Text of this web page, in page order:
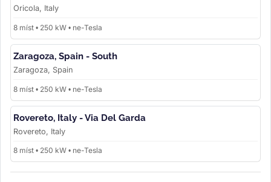
Oricola, Italy
8 míst • 250 kW • ne-Tesla
Zaragoza, Spain - South
Zaragoza, Spain
8 míst • 250 kW • ne-Tesla
Rovereto, Italy - Via Del Garda
Rovereto, Italy
8 míst • 250 kW • ne-Tesla